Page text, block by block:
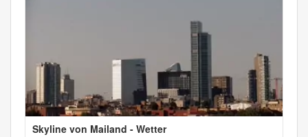
Skyline von Mailand - Wetter